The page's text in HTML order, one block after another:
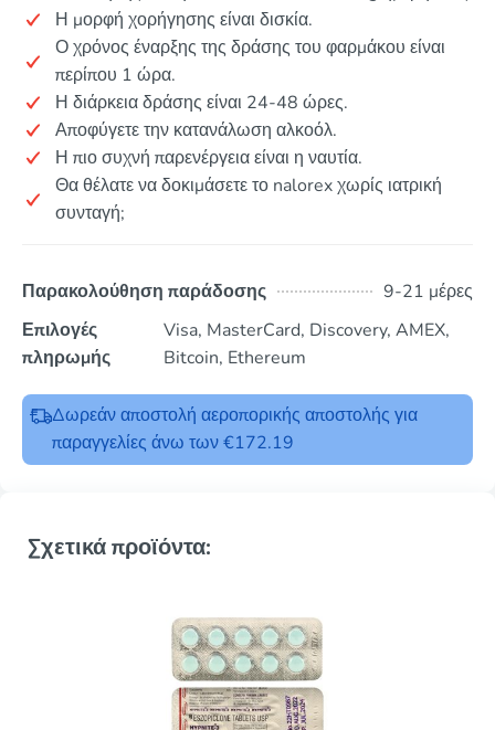
Η μορφή χορήγησης είναι δισκία.
Ο χρόνος έναρξης της δράσης του φαρμάκου είναι
περίπου 1 ώρα.
Η διάρκεια δράσης είναι 24-48 ώρες.
Αποφύγετε την κατανάλωση αλκοόλ.
Η πιο συχνή παρενέργεια είναι η ναυτία.
Θα θέλατε να δοκιμάσετε το nalorex χωρίς ιατρική
συνταγή;
Παρακολούθηση παράδοσης
9-21 μέρες
Επιλογές
πληρωμής
Visa, MasterCard, Discovery, AMEX,
Bitcoin, Ethereum
Δωρεάν αποστολή αεροπορικής αποστολής για
παραγγελίες άνω των €172.19
Σχετικά προϊόντα: